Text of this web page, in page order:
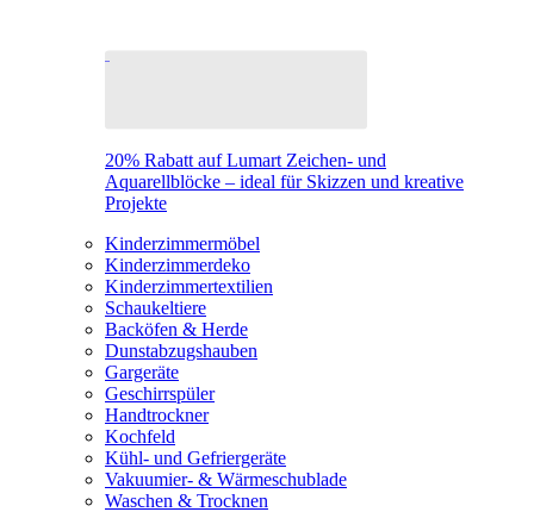
20% Rabatt auf Lumart Zeichen- und
Aquarellblöcke – ideal für Skizzen und kreative
Projekte
Kinderzimmermöbel
Kinderzimmerdeko
Kinderzimmertextilien
Schaukeltiere
Backöfen & Herde
Dunstabzugshauben
Gargeräte
Geschirrspüler
Handtrockner
Kochfeld
Kühl- und Gefriergeräte
Vakuumier- & Wärmeschublade
Waschen & Trocknen